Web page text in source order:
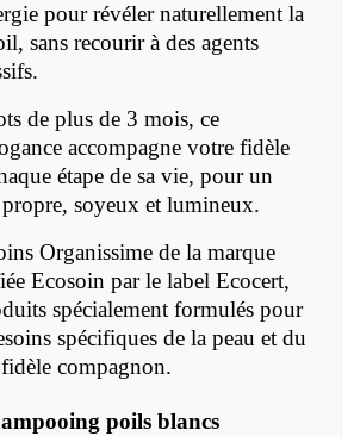
pour révéler naturellement la
sans recourir à des agents
de plus de 3 mois, ce
accompagne votre fidèle
étape de sa vie, pour un
soyeux et lumineux.
Organissime de la marque
Ecosoin par le label Ecocert,
spécialement formulés pour
spécifiques de la peau et du
compagnon.
poils blancs